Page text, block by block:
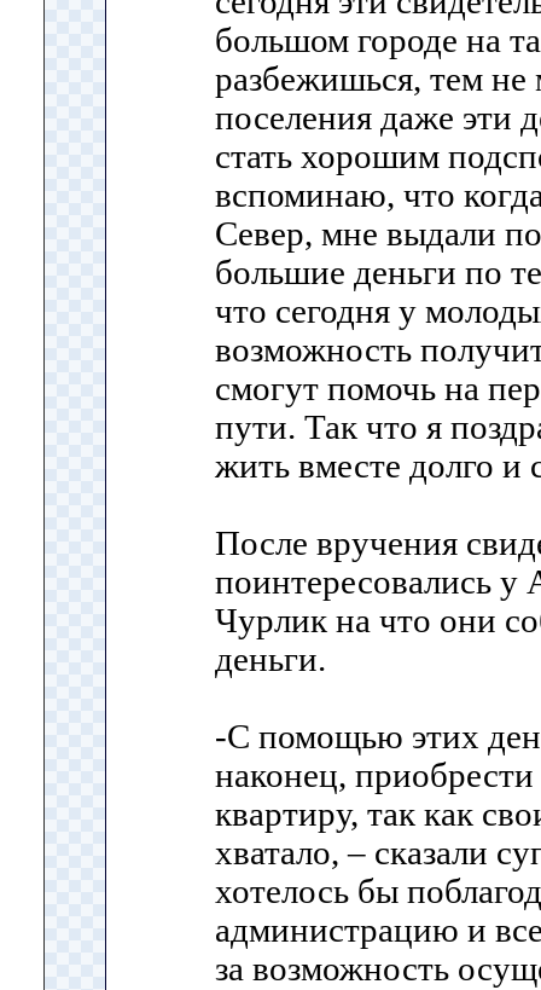
большом городе на
разбежишься, тем не
поселения даже эти
стать хорошим
вспоминаю, что
Север, мне выдали
большие деньги по
что сегодня у
возможность
смогут помочь на
пути. Так что я
жить вместе долго и
После вручения
поинтересовались
Чурлик на что они
деньги.
-С помощью этих
наконец,
квартиру, так как
хватало, – сказали
хотелось бы
администрацию и
за возможность